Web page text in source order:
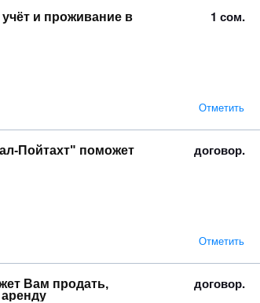
1 сом.
и проживание в
Отметить
договор.
Пойтахт" поможет
Отметить
договор.
Вам продать,
аренду